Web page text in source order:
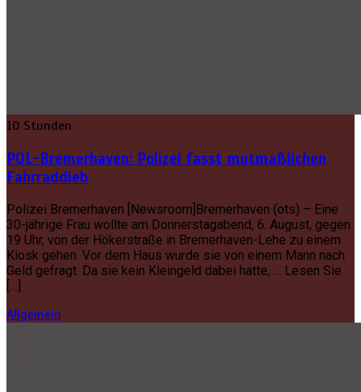
10 Stunden
POL-Bremerhaven: Polizei fasst mutmaßlichen
Fahrraddieb
Polizei Bremerhaven [Newsroom]Bremerhaven (ots) – Eine
30-jährige Frau wollte am Donnerstagabend, 6. August, gegen
19 Uhr, von der Hökerstraße in Bremerhaven-Lehe zu einem
Kiosk gehen. Vor dem Haus wurde sie von einem Mann nach
Geld gefragt. Da sie kein Kleingeld dabei hatte, … Lesen Sie
Allgemein